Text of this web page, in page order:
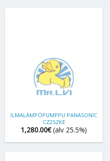
ILMALÄMPÖPUMPPU PANASONIC
CZ25ZKE
1,280.00€ (alv 25.5%)